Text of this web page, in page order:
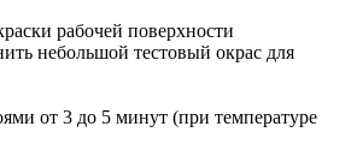
рабочей поверхности
небольшой тестовый окрас для
от 3 до 5 минут (при температуре